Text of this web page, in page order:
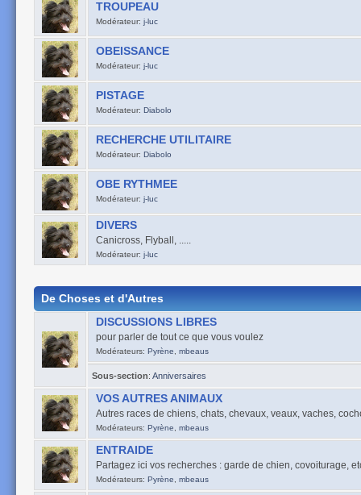
TROUPEAU
Modérateur: j-luc
OBEISSANCE
Modérateur: j-luc
PISTAGE
Modérateur: Diabolo
RECHERCHE UTILITAIRE
Modérateur: Diabolo
OBE RYTHMEE
Modérateur: j-luc
DIVERS
Canicross, Flyball, .....
Modérateur: j-luc
De Choses et d'Autres
DISCUSSIONS LIBRES
pour parler de tout ce que vous voulez
Modérateurs: Pyrène, mbeaus
Sous-section: Anniversaires
VOS AUTRES ANIMAUX
Autres races de chiens, chats, chevaux, veaux, vaches,
Modérateurs: Pyrène, mbeaus
ENTRAIDE
Partagez ici vos recherches : garde de chien, covoiturage,
Modérateurs: Pyrène, mbeaus